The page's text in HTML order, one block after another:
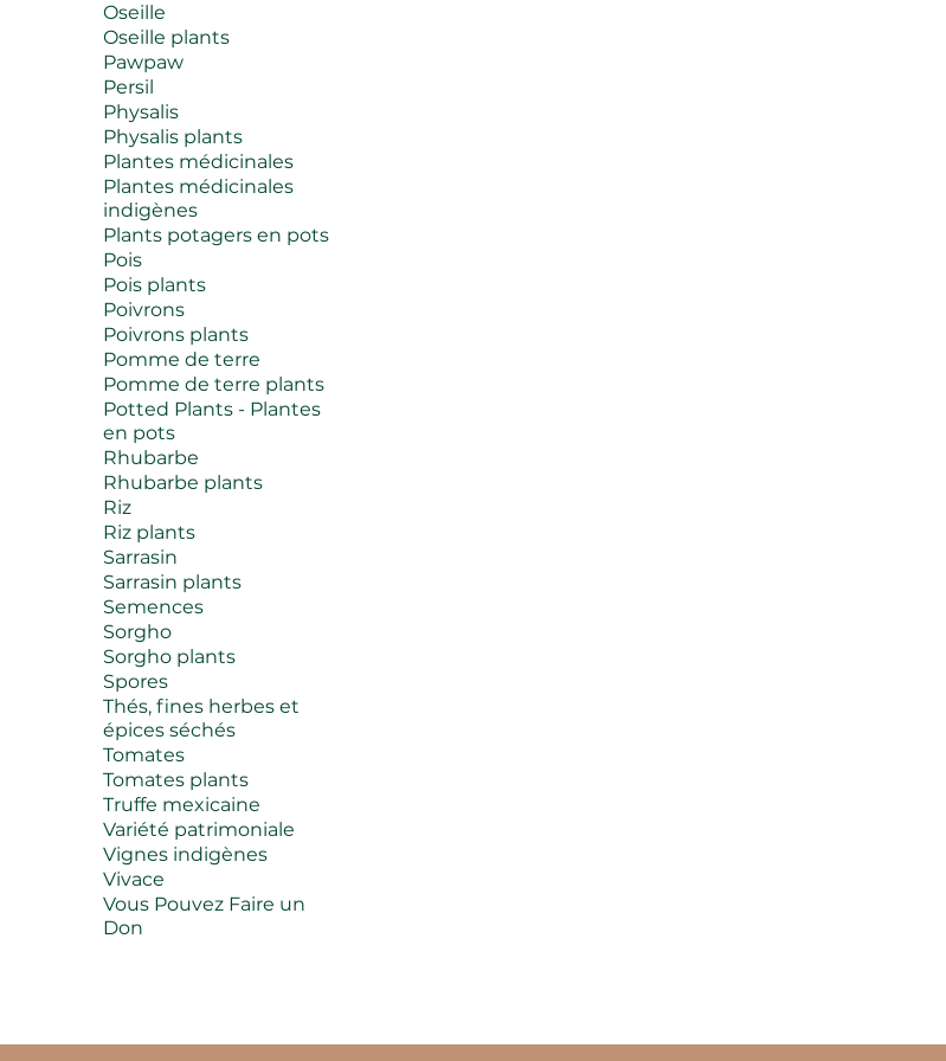
Oseille
Oseille plants
Pawpaw
Persil
Physalis
Physalis plants
Plantes médicinales
Plantes médicinales
indigènes
Plants potagers en pots
Pois
Pois plants
Poivrons
Poivrons plants
Pomme de terre
Pomme de terre plants
Potted Plants - Plantes
en pots
Rhubarbe
Rhubarbe plants
Riz
Riz plants
Sarrasin
Sarrasin plants
Semences
Sorgho
Sorgho plants
Spores
Thés, fines herbes et
épices séchés
Tomates
Tomates plants
Truffe mexicaine
Variété patrimoniale
Vignes indigènes
Vivace
Vous Pouvez Faire un
Don